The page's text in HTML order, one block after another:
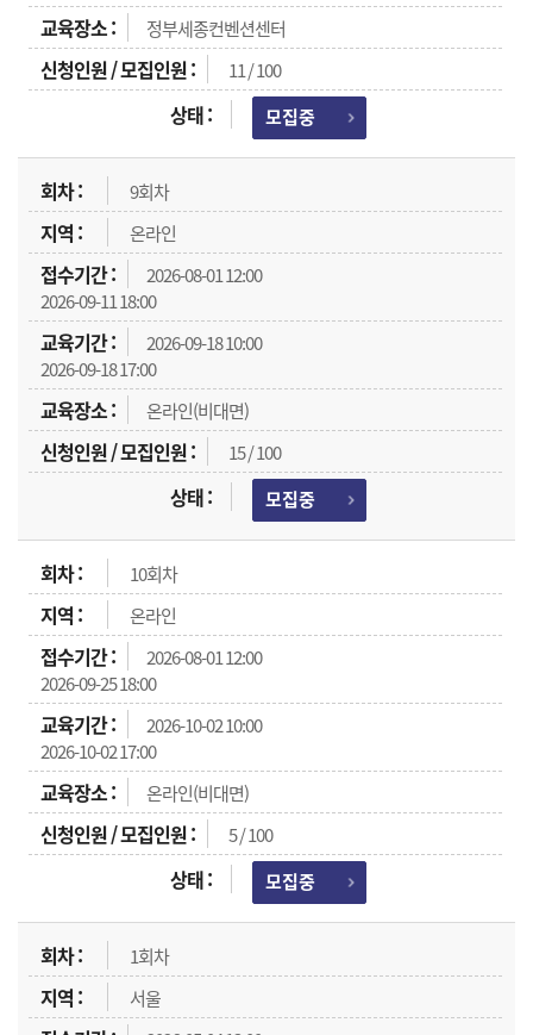
정부세종컨벤션센터
11 / 100
모집중
9회차
온라인
2026-08-01 12:00
2026-09-11 18:00
2026-09-18 10:00
2026-09-18 17:00
온라인(비대면)
15 / 100
모집중
10회차
온라인
2026-08-01 12:00
2026-09-25 18:00
2026-10-02 10:00
2026-10-02 17:00
온라인(비대면)
5 / 100
모집중
1회차
서울